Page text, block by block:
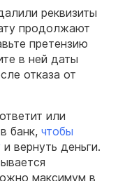
реквизиты
продолжают
претензию
в ней даты
отказа от
или
банк, чтобы
и вернуть деньги.
максимум в